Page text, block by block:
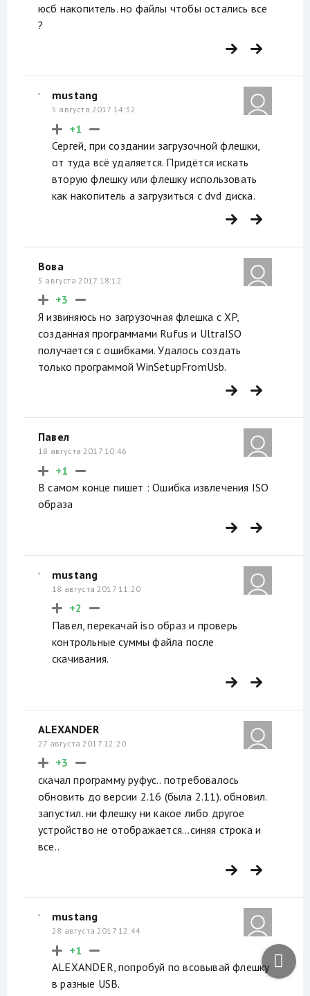
юсб накопитель. но файлы чтобы остались все
?
mustang
5 августа 2017 14:32
+1
Сергей, при создании загрузочной флешки,
от туда всё удаляется. Придётся искать
вторую флешку или флешку использовать
как накопитель а загрузиться с dvd диска.
Вова
5 августа 2017 18:12
+3
Я извиняюсь но загрузочная флешка с XP,
созданная программами Rufus и UltraISO
получается с ошибками. Удалось создать
только программой WinSetupFromUsb.
Павел
18 августа 2017 10:46
+1
В самом конце пишет : Ошибка извлечения ISO
образа
mustang
18 августа 2017 11:20
+2
Павел, перекачай iso образ и проверь
контрольные суммы файла после
скачивания.
ALEXANDER
27 августа 2017 12:20
+3
скачал программу руфус.. потребовалось
обновить до версии 2.16 (была 2.11). обновил.
запустил. ни флешку ни какое либо другое
устройство не отображается...синяя строка и
все..
mustang
28 августа 2017 12:44
+1
ALEXANDER, попробуй по всовывай флешку
в разные USB.